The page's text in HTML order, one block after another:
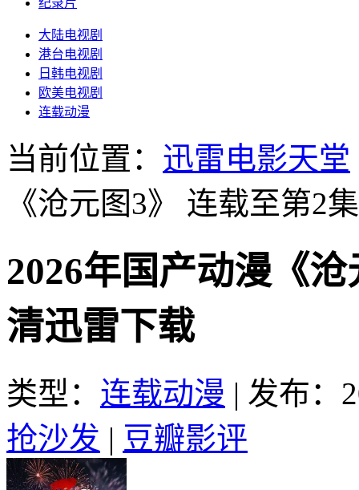
纪录片
大陆电视剧
港台电视剧
日韩电视剧
欧美电视剧
连载动漫
当前位置： 迅雷电影天堂
《沧元图3》 连载至第2集
2026年国产动漫《
清迅雷下载
类型： 连载动漫 | 发布：
抢沙发 | 豆瓣影评